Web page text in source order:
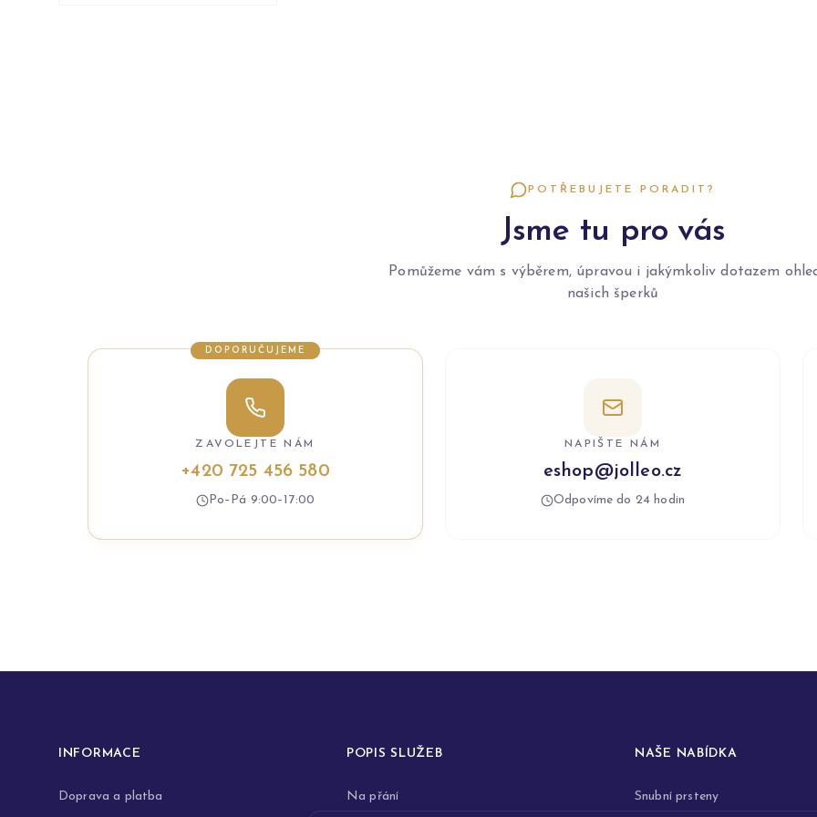
POTŘEBUJETE PORADIT?
Jsme tu pro vás
Pomůžeme vám s výběrem, úpravou i jakýmkoliv dotazem
našich šperků
DOPORUČUJEME
ZAVOLEJTE NÁM
+420 725 456 580
Po–Pá 9:00–17:00
NAPIŠTE NÁM
eshop@jolleo.cz
Odpovíme do 24 hodin
INFORMACE
Doprava a platba
POPIS SLUŽEB
Na přání
NAŠE NABÍDKA
Snubní prsteny